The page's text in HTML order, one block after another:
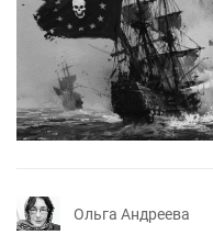
Ольга Андреева